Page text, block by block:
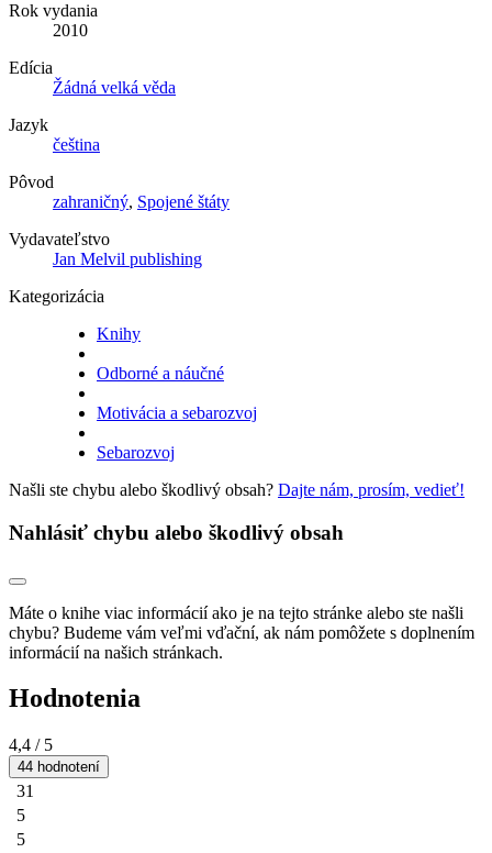
Rok vydania
2010
Edícia
Žádná velká věda
Jazyk
čeština
Pôvod
zahraničný, Spojené štáty
Vydavateľstvo
Jan Melvil publishing
Kategorizácia
Knihy
Odborné a náučné
Motivácia a sebarozvoj
Sebarozvoj
Našli ste chybu alebo škodlivý obsah? Dajte nám, prosím, vedieť!
Nahlásiť chybu alebo škodlivý obsah
Máte o knihe viac informácií ako je na tejto stránke alebo ste našli
chybu? Budeme vám veľmi vďační, ak nám pomôžete s doplnením
informácií na našich stránkach.
Hodnotenia
4,4 / 5
44 hodnotení
31
5
5